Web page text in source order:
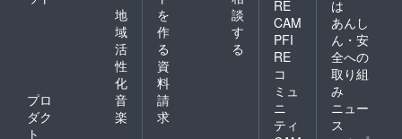
地
域
活
性
化
プロ
ダク
ト
音
楽
を
作
る
談
す
る
資
料
請
求
RE
CAM
PFI
RE
コ
ミュ
ニ
ティ
は
あんし
ん・安
全への
取り組
み
ニュー
ス